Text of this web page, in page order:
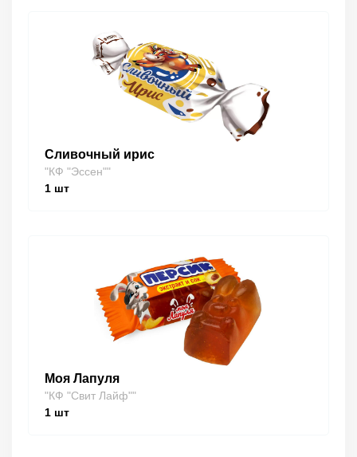
Сливочный ирис
"КФ "Эссен""
1 шт
Моя Лапуля
"КФ "Свит Лайф""
1 шт